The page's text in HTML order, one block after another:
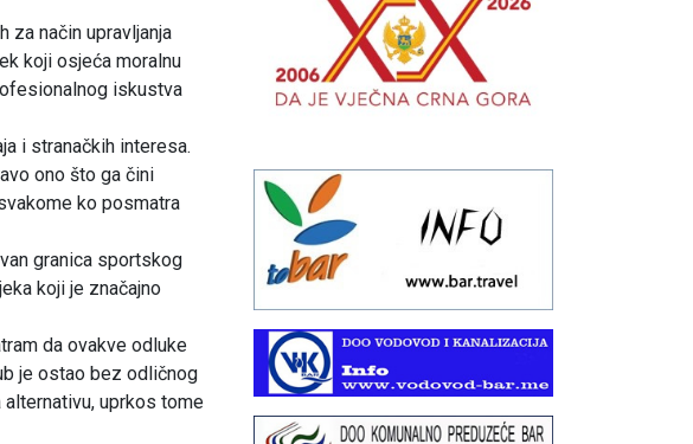
za način upravljanja
koji osjeća moralnu
iskustva
i stranačkih interesa.
ono što ga čini
ko posmatra
granica sportskog
koji je značajno
da ovakve odluke
je ostao bez odličnog
uprkos tome